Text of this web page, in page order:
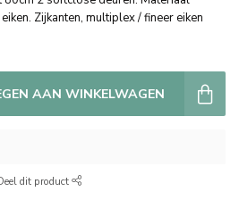
Zijkanten, multiplex / fineer eiken
AAN WINKELWAGEN
dit product